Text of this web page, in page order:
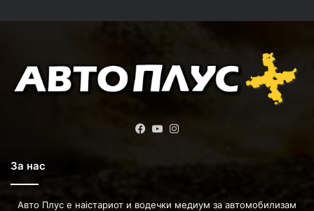
Facebook
YouTube
За нас
Авто Плус е наістариот и водечки медиум за автомобилизам